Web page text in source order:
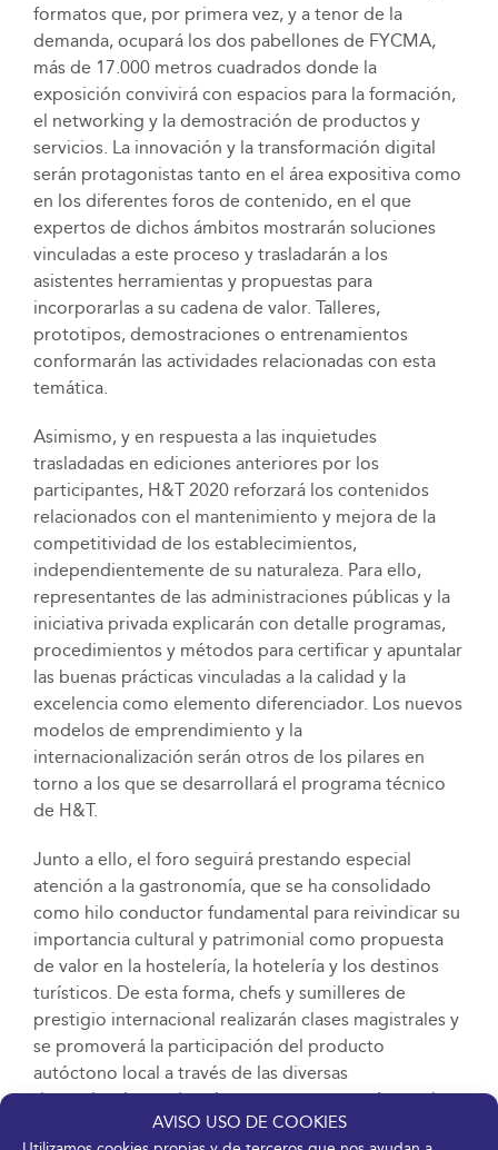
AVISO USO DE COOKIES
formatos que, por primera vez, y a tenor de la
demanda, ocupará los dos pabellones de FYCMA,
más de 17.000 metros cuadrados donde la
exposición convivirá con espacios para la formación,
el networking y la demostración de productos y
servicios. La innovación y la transformación digital
serán protagonistas tanto en el área expositiva como
en los diferentes foros de contenido, en el que
expertos de dichos ámbitos mostrarán soluciones
vinculadas a este proceso y trasladarán a los
asistentes herramientas y propuestas para
incorporarlas a su cadena de valor. Talleres,
prototipos, demostraciones o entrenamientos
conformarán las actividades relacionadas con esta
temática.
Asimismo, y en respuesta a las inquietudes
trasladadas en ediciones anteriores por los
participantes, H&T 2020 reforzará los contenidos
relacionados con el mantenimiento y mejora de la
competitividad de los establecimientos,
independientemente de su naturaleza. Para ello,
representantes de las administraciones públicas y la
iniciativa privada explicarán con detalle programas,
procedimientos y métodos para certificar y apuntalar
las buenas prácticas vinculadas a la calidad y la
excelencia como elemento diferenciador. Los nuevos
modelos de emprendimiento y la
internacionalización serán otros de los pilares en
torno a los que se desarrollará el programa técnico
de H&T.
Junto a ello, el foro seguirá prestando especial
atención a la gastronomía, que se ha consolidado
como hilo conductor fundamental para reivindicar su
importancia cultural y patrimonial como propuesta
de valor en la hostelería, la hotelería y los destinos
turísticos. De esta forma, chefs y sumilleres de
prestigio internacional realizarán clases magistrales y
se promoverá la participación del producto
autóctono local a través de las diversas
denominaciones de origen, que encontrarán en el
salón una plataforma de promoción ideal para dar a